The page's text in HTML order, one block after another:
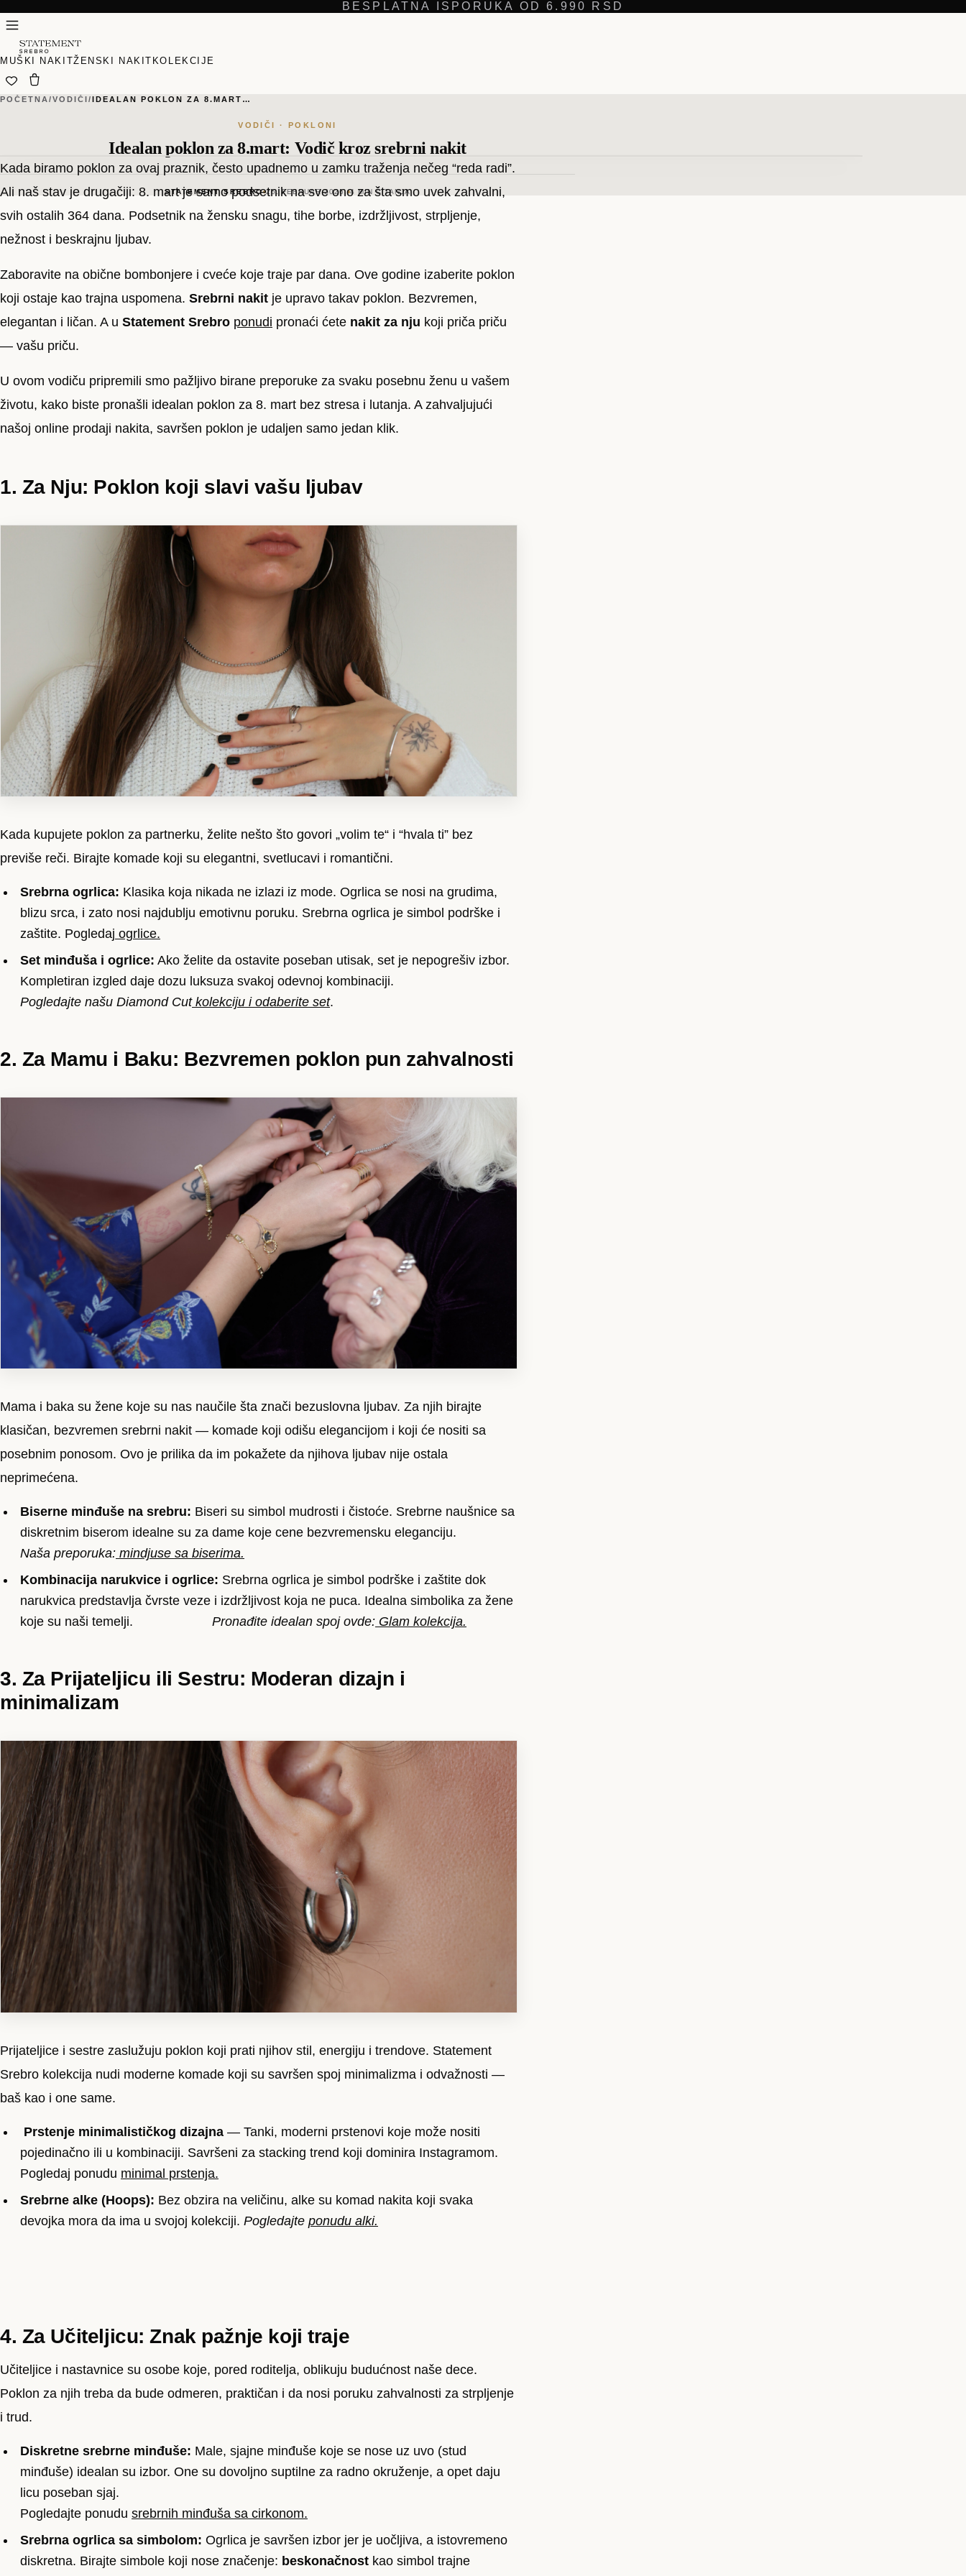
BESPLATNA ISPORUKA OD 6.990 RSD
MUŠKI NAKITŽENSKI NAKIT KOLEKCIJE
POČETNA /VODIČI/IDEALAN POKLON ZA 8.MART…
VODIČI · POKLONI
Idealan poklon za 8.mart: Vodič kroz srebrni nakit
STATEMENT SREBRO 26. FEBRUAR 2026. 4 MIN ČITANJA
Kada biramo poklon za ovaj praznik, često upadnemo u zamku traženja nečeg “reda radi”.
Ali naš stav je drugačiji: 8. mart je samo podsetnik na sve ono za šta smo uvek zahvalni,
svih ostalih 364 dana. Podsetnik na žensku snagu, tihe borbe, izdržljivost, strpljenje,
nežnost i beskrajnu ljubav.
Zaboravite na obične bombonjere i cveće koje traje par dana. Ove godine izaberite poklon
koji ostaje kao trajna uspomena. Srebrni nakit je upravo takav poklon. Bezvremen,
elegantan i ličan. A u Statement Srebro ponudi pronaći ćete nakit za nju koji priča priču
— vašu priču.
U ovom vodiču pripremili smo pažljivo birane preporuke za svaku posebnu ženu u vašem
životu, kako biste pronašli idealan poklon za 8. mart bez stresa i lutanja. A zahvaljujući
našoj online prodaji nakita, savršen poklon je udaljen samo jedan klik.
1. Za Nju: Poklon koji slavi vašu ljubav
Kada kupujete poklon za partnerku, želite nešto što govori „volim te“ i “hvala ti” bez
previše reči. Birajte komade koji su elegantni, svetlucavi i romantični.
Srebrna ogrlica: Klasika koja nikada ne izlazi iz mode. Ogrlica se nosi na grudima,
blizu srca, i zato nosi najdublju emotivnu poruku. Srebrna ogrlica je simbol podrške i
zaštite. Pogledaj ogrlice.
Set minđuša i ogrlice: Ako želite da ostavite poseban utisak, set je nepogrešiv izbor.
Kompletiran izgled daje dozu luksuza svakoj odevnoj kombinaciji.
Pogledajte našu Diamond Cut kolekciju i odaberite set.
2. Za Mamu i Baku: Bezvremen poklon pun zahvalnosti
Mama i baka su žene koje su nas naučile šta znači bezuslovna ljubav. Za njih birajte
klasičan, bezvremen srebrni nakit — komade koji odišu elegancijom i koji će nositi sa
posebnim ponosom. Ovo je prilika da im pokažete da njihova ljubav nije ostala
neprimećena.
Biserne minđuše na srebru: Biseri su simbol mudrosti i čistoće. Srebrne naušnice sa
diskretnim biserom idealne su za dame koje cene bezvremensku eleganciju.
Naša preporuka: mindjuse sa biserima.
Kombinacija narukvice i ogrlice: Srebrna ogrlica je simbol podrške i zaštite dok
narukvica predstavlja čvrste veze i izdržljivost koja ne puca. Idealna simbolika za žene
koje su naši temelji.
Pronađite idealan spoj ovde: Glam kolekcija.
3. Za Prijateljicu ili Sestru: Moderan dizajn i
minimalizam
Prijateljice i sestre zaslužuju poklon koji prati njihov stil, energiju i trendove. Statement
Srebro kolekcija nudi moderne komade koji su savršen spoj minimalizma i odvažnosti —
baš kao i one same.
Prstenje minimalističkog dizajna — Tanki, moderni prstenovi koje može nositi
pojedinačno ili u kombinaciji. Savršeni za stacking trend koji dominira Instagramom.
Pogledaj ponudu minimal prstenja.
Srebrne alke (Hoops): Bez obzira na veličinu, alke su komad nakita koji svaka
devojka mora da ima u svojoj kolekciji. Pogledajte ponudu alki.
4. Za Učiteljicu: Znak pažnje koji traje
Učiteljice i nastavnice su osobe koje, pored roditelja, oblikuju budućnost naše dece.
Poklon za njih treba da bude odmeren, praktičan i da nosi poruku zahvalnosti za strpljenje
i trud.
Diskretne srebrne minđuše: Male, sjajne minđuše koje se nose uz uvo (stud
minđuše) idealan su izbor. One su dovoljno suptilne za radno okruženje, a opet daju
licu poseban sjaj.
Pogledajte ponudu srebrnih minđuša sa cirkonom.
Srebrna ogrlica sa simbolom: Ogrlica je savršen izbor jer je uočljiva, a istovremeno
diskretna. Birajte simbole koji nose značenje: beskonačnost kao simbol trajne